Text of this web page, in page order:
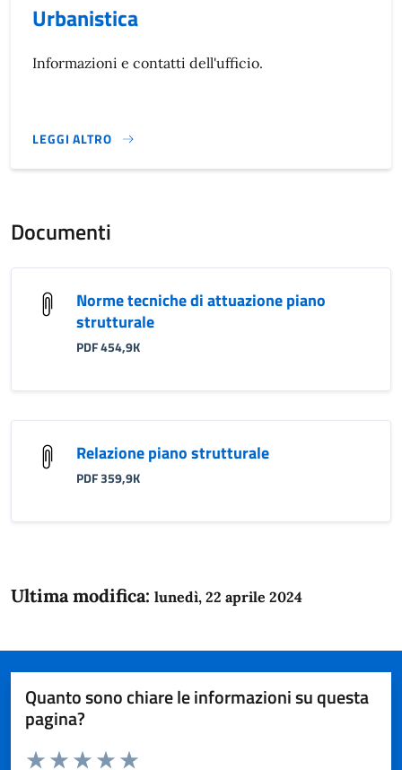
Urbanistica
Informazioni e contatti dell'ufficio.
LEGGI ALTRO
}
Documenti
Norme tecniche di attuazione piano
strutturale
PDF 454,9K
Relazione piano strutturale
PDF 359,9K
Ultima modifica: lunedì, 22 aprile 2024
Quanto sono chiare le informazioni su questa
pagina?
Domanda
Valuta da 1 a 5 stelle la pagina